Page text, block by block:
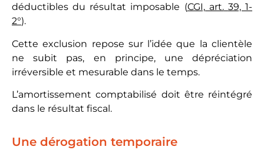
déductibles du résultat imposable (CGI, art. 39, 1-
2°).
Cette exclusion repose sur l’idée que la clientèle
ne subit pas, en principe, une dépréciation
irréversible et mesurable dans le temps.
L’amortissement comptabilisé doit être réintégré
dans le résultat fiscal.
Une dérogation temporaire